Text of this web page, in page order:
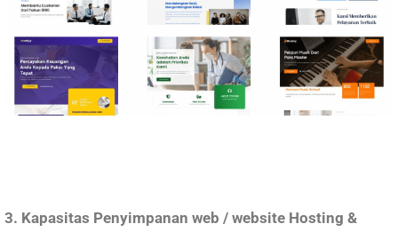
3. Kapasitas Penyimpanan web / website Hosting &